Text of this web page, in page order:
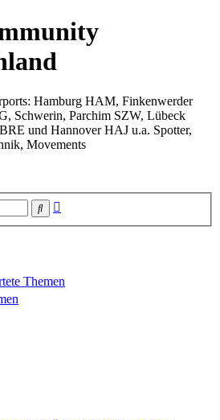
Hamburg HAM, Finkenwerder
Schwerin, Parchim SZW, Lübeck
und Hannover HAJ u.a. Spotter,
Movements
Suche
Themen